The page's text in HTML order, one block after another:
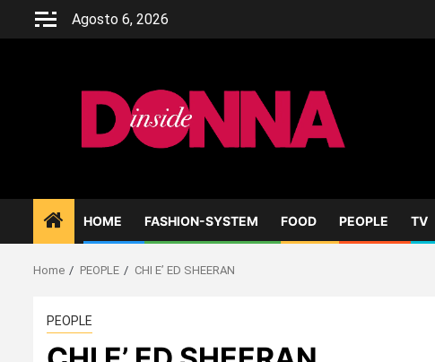
Agosto 6, 2026
HOME FASHION-SYSTEM FOOD PEOPLE TV
Home PEOPLE CHI E’ ED SHEERAN
PEOPLE